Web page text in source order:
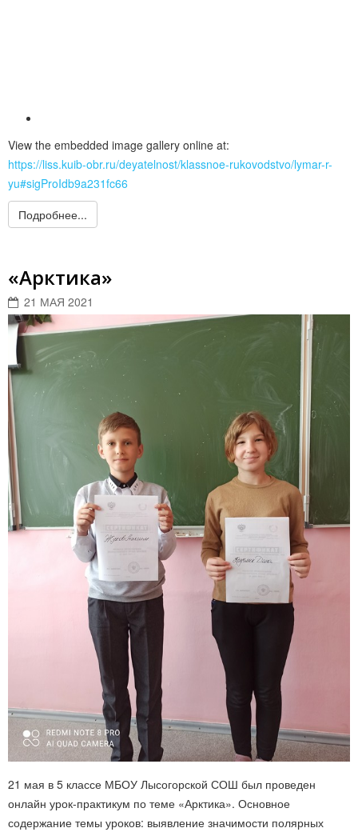
View the embedded image gallery online at:
https://liss.kuib-obr.ru/deyatelnost/klassnoe-rukovodstvo/lymar-r-
yu#sigProIdb9a231fc66
Подробнее...
«Арктика»
21 МАЯ 2021
21 мая в 5 классе МБОУ Лысогорской СОШ был проведен
онлайн урок-практикум по теме «Арктика». Основное
содержание темы уроков: выявление значимости полярных